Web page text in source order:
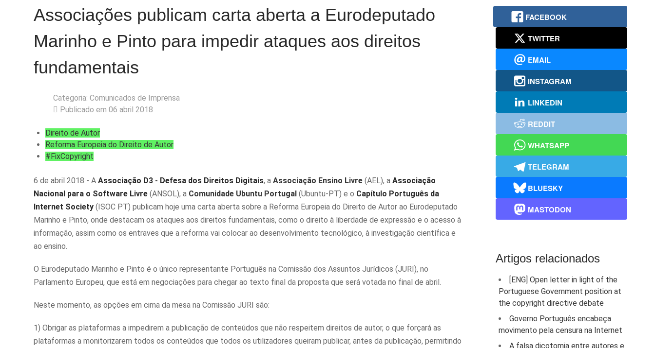
Associações publicam carta aberta a Eurodeputado
Marinho e Pinto para impedir ataques aos direitos
fundamentais
Categoria: Comunicados de Imprensa
Publicado em 06 abril 2018
Direito de Autor
Reforma Europeia do Direito de Autor
#FixCopyright
6 de abril 2018 - A Associação D3 - Defesa dos Direitos Digitais, a Associação Ensino Livre (AEL), a Associação
Nacional para o Software Livre (ANSOL), a Comunidade Ubuntu Portugal (Ubuntu-PT) e o Capítulo Português da
Internet Society (ISOC PT) publicam hoje uma carta aberta sobre a Reforma Europeia do Direito de Autor ao Eurodeputado
Marinho e Pinto, onde destacam os ataques aos direitos fundamentais, como o direito à liberdade de expressão e o acesso à
informação, assim como os entraves que a reforma vai colocar ao desenvolvimento tecnológico, à investigação científica e
ao ensino.
O Eurodeputado Marinho e Pinto é o único representante Português na Comissão dos Assuntos Jurídicos (JURI), no
Parlamento Europeu, que está em negociações para chegar ao texto final da proposta que será votada no final de abril.
Neste momento, as opções em cima da mesa na Comissão JURI são:
1) Obrigar as plataformas a impedirem a publicação de conteúdos que não respeitem direitos de autor, o que forçará as
plataformas a monitorizarem todos os conteúdos que todos os utilizadores queiram publicar, antes da publicação, permitindo
FACEBOOK
TWITTER
EMAIL
INSTAGRAM
LINKEDIN
REDDIT
WHATSAPP
TELEGRAM
BLUESKY
MASTODON
Artigos relacionados
[ENG] Open letter in light of the
Portuguese Government position at
the copyright directive debate
Governo Português encabeça
movimento pela censura na Internet
A falsa dicotomia entre autores e